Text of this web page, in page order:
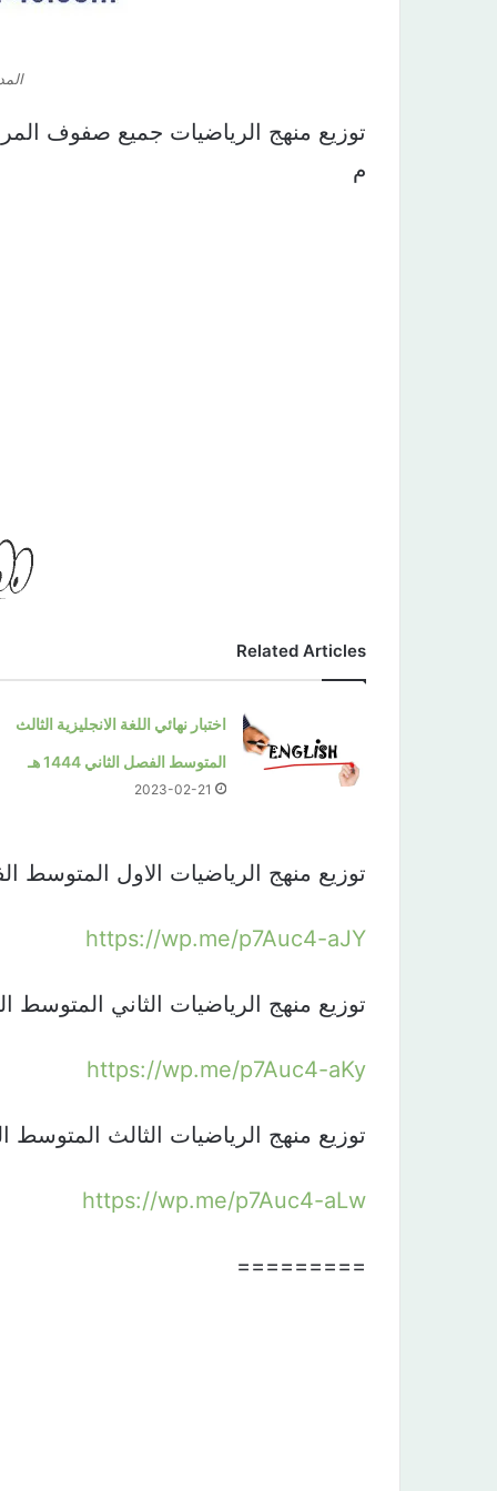
م
Related Articles
اختبار نهائي اللغة الانجليزية الثالث
المتوسط الفصل الثاني 1444 هـ
2023-02-21
توزيع منهج الرياضيات الاول المتوسط الفصل الثاني
https://wp.me/p7Auc4-aJY
توزيع منهج الرياضيات الثاني المتوسط الفصل
https://wp.me/p7Auc4-aKy
توزيع منهج الرياضيات الثالث المتوسط الفصل
https://wp.me/p7Auc4-aLw
=========